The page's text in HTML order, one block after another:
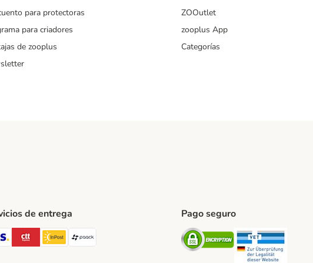
para protectoras
para criadores
de zooplus
ZOOutlet
zooplus App
Categorías
Method
de entrega
GLS Shipping Method
CTTExpress Shipping Method
InPost Shipping Method
Pago seguro
Security